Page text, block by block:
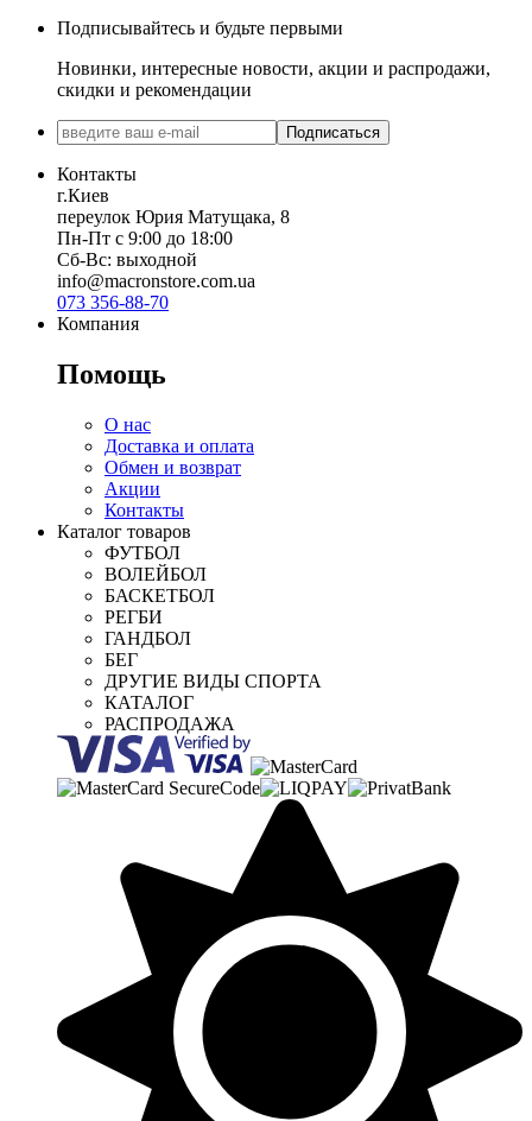
Подписывайтесь и будьте первыми
Новинки, интересные новости, акции и распродажи,
скидки и рекомендации
Подписаться
Контакты
г.Киев
переулок Юрия Матущака, 8
Пн-Пт с 9:00 до 18:00
Сб-Вс: выходной
info@macronstore.com.ua
073 356-88-70
Компания
Помощь
О нас
Доставка и оплата
Обмен и возврат
Акции
Контакты
Каталог товаров
ФУТБОЛ
ВОЛЕЙБОЛ
БАСКЕТБОЛ
РЕГБИ
ГАНДБОЛ
БЕГ
ДРУГИЕ ВИДЫ СПОРТА
КАТАЛОГ
РАСПРОДАЖА